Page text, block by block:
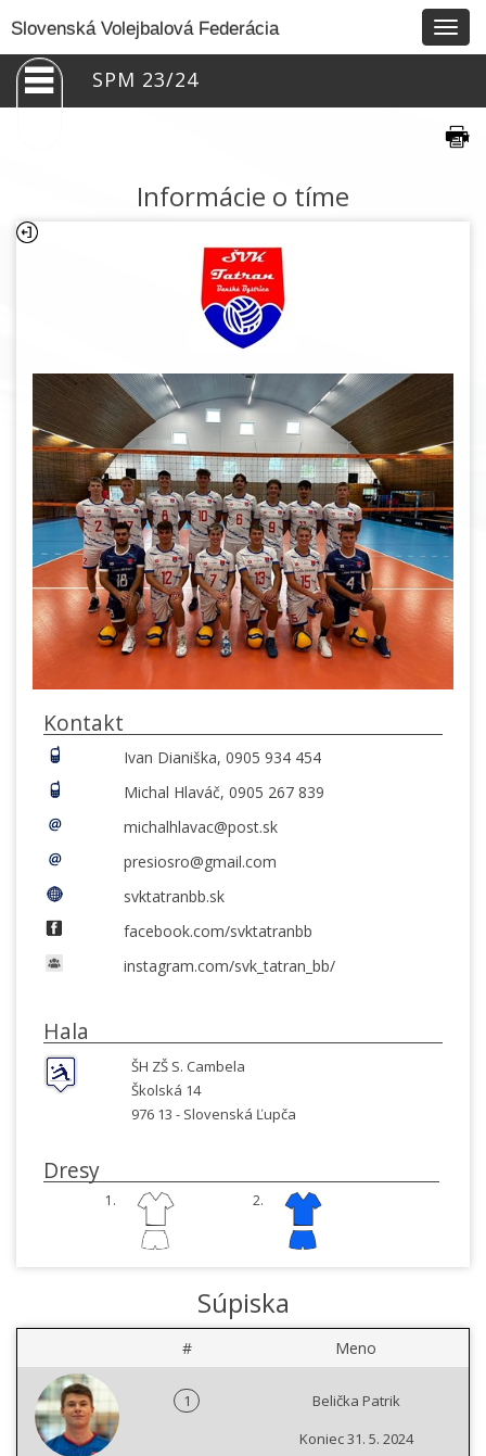
Slovenská Volejbalová Federácia
SPM 23/24
Informácie o tíme
Kontakt
Ivan Dianiška, 0905 934 454
Michal Hlaváč, 0905 267 839
michalhlavac@post.sk
presiosro@gmail.com
svktatranbb.sk
facebook.com/svktatranbb
instagram.com/svk_tatran_bb/
Hala
ŠH ZŠ S. Cambela
Školská 14
976 13 - Slovenská Ľupča
Dresy
1. 2.
Súpiska
# Meno
1
Belička Patrik
Koniec 31. 5. 2024